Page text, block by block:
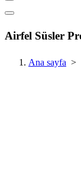
Airfel Süsler
Ana sayfa >